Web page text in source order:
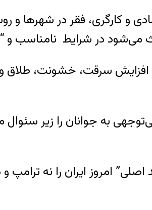
و کارگری، فقر در
می‌شود در شرایط نامناسب و
سرقت، خشونت، طلاق و
به جوانان‌ را زیر سئوال
امروز ایران را نه ترامپ